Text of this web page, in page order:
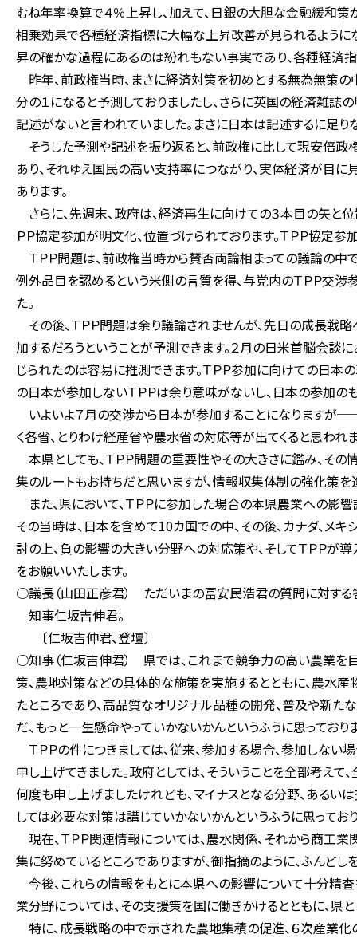
むね年率換算で４％上昇し、加えて、日銀の大胆な金融緩和
相乗効果で各種経済指標に大幅な上昇改善が見られるように
昇の確かな過程にあるのは紛れもない事実であり、各種経済指
昨年、前政権当時、まさに経済対策を初めとする無為無策の
分の１になると予測しておりましたし、さらに英国の経済雑誌
記述がないと言われていました。まさに日本は記述するに足り
そうした予測や記述を振り返ると、前政権に比して現安倍
あり、それゆえ国民の高い支持率につながり、実体経済が目に
あります。
さらに、先週末、政府は、経済再生に向けての３本目の矢と
ＰＰ協定参加が明文化、位置づけられております。ＴＰＰ協定
ＴＰＰ問題は、前政権当時から賛否両論相まっての議論の
例外品目を認めるという米側の言質を得、与党内のＴＰＰ交渉
た。
その後、ＴＰＰ問題は余り議論されませんが、先日の成長戦
加するだろうということが予測できます。２月の日米首脳会談
じられたのは容易に推測できます。ＴＰＰ参加に向けての日本
の日本が参加しないＴＰＰは余り意味がないし、日本の参加の
いよいよ７月の交渉から日本が参加することになりますが
く各省、とりわけ経産省や農水省の対応等が出てくると思われま
本県としても、ＴＰＰ問題の重要性やその大きさに鑑み、そ
集のルートもお持ちだと思いますが、情報収集体制の強化策を
また、県において、ＴＰＰに参加した場合の本県農業への影
その当時は、日本を含めて10カ国での中、その後、カナダ、メ
討の上、負の影響の大きい分野への対応策や、そしてＴＰＰ
をお願いいたします。
○議長（山田正彦君） ただいまの冨安民浩君の質問に対する
知事仁坂吉伸君。
〔仁坂吉伸君、登壇〕
○知事（仁坂吉伸君） 県では、これまで競争力の高い農業を
策、農地対策などの具体的な施策を実施するとともに、農水
たところであり、高品質なオリジナル品種の開発、普及や新
だ、もっと一生懸命やっていかないかんというふうに思っており
ＴＰＰの件につきましては、従来、参加する場合、参加しな
申し上げてきました。政府としては、そういうことを全部考え
何度も申し上げましたけれども、マイナスとなる分野、あるい
しては必要な対策は講じていかないかんというふうに思っており
現在、ＴＰＰ関連情報については、農水関係、それから商工
集に努めているところでありますが、御指摘のように、ふんど
今後、これらの情報をもとに本県への影響について十分精
業分野については、その支援策を国に働きかけるとともに、県
特に、成長戦略の中で示された農地集積の促進、６次産業化